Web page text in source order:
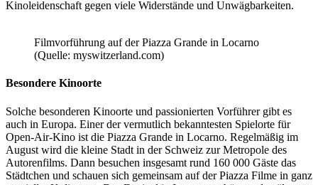
Kinoleidenschaft gegen viele Widerstände und Unwägbarkeiten.
Filmvorführung auf der Piazza Grande in Locarno
(Quelle: myswitzerland.com)
Besondere Kinoorte
Solche besonderen Kinoorte und passionierten Vorführer gibt es
auch in Europa. Einer der vermutlich bekanntesten Spielorte für
Open-Air-Kino ist die Piazza Grande in Locarno. Regelmäßig im
August wird die kleine Stadt in der Schweiz zur Metropole des
Autorenfilms. Dann besuchen insgesamt rund 160 000 Gäste das
Städtchen und schauen sich gemeinsam auf der Piazza Filme in ganz